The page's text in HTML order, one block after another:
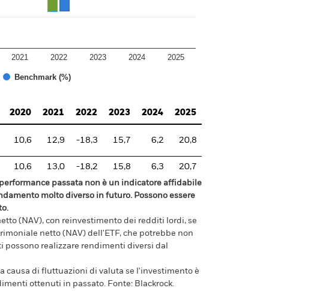
Benchmark (%)
2021 2022 2023 2024 2025
2020 2021 2022 2023 2024 2025
10,6 12,9 -18,3 15,7 6,2 20,8
10,6 13,0 -18,2 15,8 6,3
20,7
passata non è un indicatore affidabile
molto diverso in futuro. Possono essere
(NAV), con reinvestimento dei redditi lordi, se
netto (NAV) dell'ETF, che potrebbe non
possono realizzare rendimenti diversi dal
causa di fluttuazioni di valuta se l'investimento è
ottenuti in passato. Fonte: Blackrock.